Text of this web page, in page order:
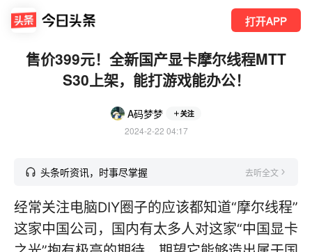
打开APP
售价399元！全新国产显卡摩尔线程MTT
S30上架，能打游戏能办公！
A码梦梦 关注
2024-2-22 04:17
头条听资讯，时事尽掌握 去听全文
经常关注电脑DIY圈子的应该都知道“摩尔线程”
这家中国公司，国内有太多人对这家“中国显卡